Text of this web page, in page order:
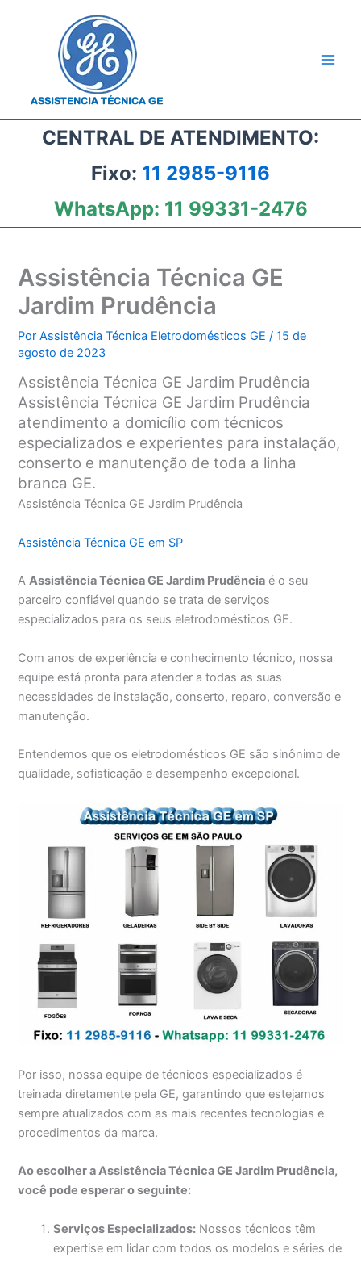
CENTRAL DE ATENDIMENTO:
Fixo: 11 2985-9116
WhatsApp: 11 99331-2476
Assistência Técnica GE
Jardim Prudência
PorAssistência Técnica Eletrodomésticos GE/15 de
agosto de 2023
Assistência Técnica GE Jardim Prudência
Assistência Técnica GE Jardim Prudência
atendimento a domicílio com técnicos
especializados e experientes para instalação,
conserto e manutenção de toda a linha
branca GE.
Assistência Técnica GE Jardim Prudência
Assistência Técnica GE em SP
AAssistência Técnica GE Jardim Prudência é o seu
parceiro confiável quando se trata de serviços
especializados para os seus eletrodomésticos GE.
Com anos de experiência e conhecimento técnico, nossa
equipe está pronta para atender a todas as suas
necessidades de instalação, conserto, reparo, conversão e
manutenção.
Entendemos que os eletrodomésticos GE são sinônimo de
qualidade, sofisticação e desempenho excepcional.
Por isso, nossa equipe de técnicos especializados é
treinada diretamente pela GE, garantindo que estejamos
sempre atualizados com as mais recentes tecnologias e
procedimentos da marca.
Ao escolher a Assistência Técnica GE Jardim Prudência,
você pode esperar o seguinte:
Serviços Especializados: Nossos técnicos têm
expertise em lidar com todos os modelos e séries de